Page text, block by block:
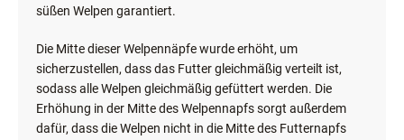
süßen Welpen garantiert.
Die Mitte dieser Welpennäpfe wurde erhöht, um
sicherzustellen, dass das Futter gleichmäßig verteilt ist,
sodass alle Welpen gleichmäßig gefüttert werden. Die
Erhöhung in der Mitte des Welpennapfs sorgt außerdem
dafür, dass die Welpen nicht in die Mitte des Futternapfs